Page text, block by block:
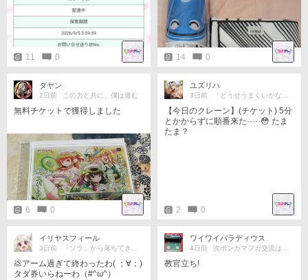
11 0 14 0
ダヤン
2日前 この力と共に、僕は進む
無料チケットで獲得しました
6 0
ユズリハ
3日前 「どうせうまくいかない」でいい
【今日のクレーン】(チケット) 5分
とかからずに順番来た·····😳 たま
たま？
2 0
イリヤスフィール
3日前 「ソラ」から落ちてきた宇宙人。
💩アーム過ぎて終わったわ( ；∀；)
タダ券いらねーわ（#^ω^）
ワイワイパラディウス
4日前 次ボンガマフガ交流はロゼイヨ予想!
教官立ち!